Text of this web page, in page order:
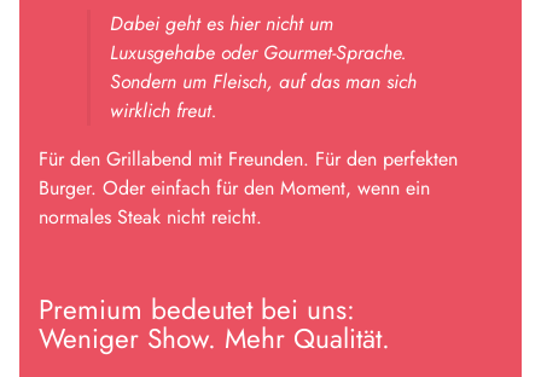
Dabei geht es hier nicht um
Luxusgehabe oder Gourmet-Sprache.
Sondern um Fleisch, auf das man sich
wirklich freut.
Für den Grillabend mit Freunden. Für den perfekten
Burger. Oder einfach für den Moment, wenn ein
normales Steak nicht reicht.
Premium bedeutet bei uns:
Weniger Show. Mehr Qualität.